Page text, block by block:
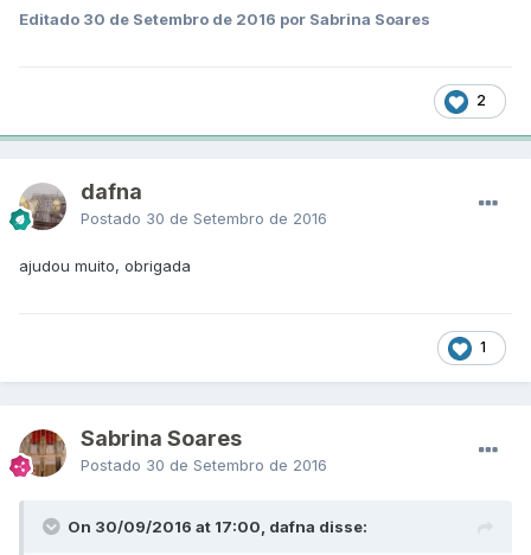
Editado 30 de Setembro de 2016 por Sabrina Soares
2
dafna
Postado 30 de Setembro de 2016
ajudou muito, obrigada
1
Sabrina Soares
Postado 30 de Setembro de 2016
On 30/09/2016 at 17:00, dafna disse: